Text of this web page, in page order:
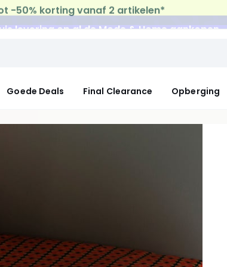
leveringop al de Mode & Home aankopen
Goede Deals Final Clearance Opberging